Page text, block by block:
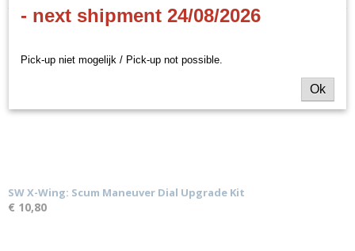
Productcode
Ook interessant
SW X-Wing: Scum Maneuver Dial Upgrade Kit
€ 10,80
- next shipment 24/08/2026
Pick-up niet mogelijk / Pick-up not possible.
Ok